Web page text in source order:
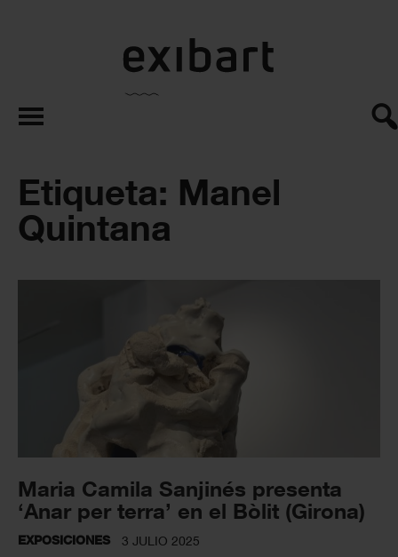
exibart.es
Etiqueta: Manel
Quintana
Maria Camila Sanjinés presenta
‘Anar per terra’ en el Bòlit (Girona)
EXPOSICIONES 3 JULIO 2025